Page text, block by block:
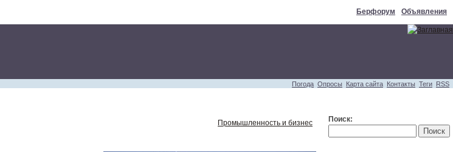
Берфорум Объявления
Погода Опросы Карта сайта Контакты Теги RSS
Промышленность и бизнес Поиск: